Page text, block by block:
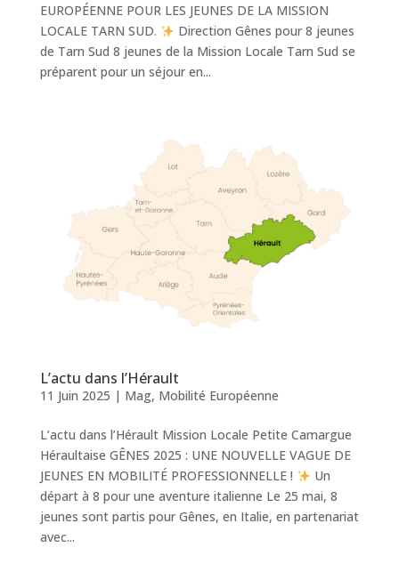
EUROPÉENNE POUR LES JEUNES DE LA MISSION
LOCALE TARN SUD.
Direction Gênes pour 8 jeunes
de Tarn Sud 8 jeunes de la Mission Locale Tarn Sud se
préparent pour un séjour en...
L’actu dans l’Hérault
11 Juin 2025 | Mag, Mobilité Européenne
L’actu dans l’Hérault Mission Locale Petite Camargue
Héraultaise GÊNES 2025 : UNE NOUVELLE VAGUE DE
JEUNES EN MOBILITÉ PROFESSIONNELLE !
Un
départ à 8 pour une aventure italienne Le 25 mai, 8
jeunes sont partis pour Gênes, en Italie, en partenariat
avec...